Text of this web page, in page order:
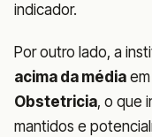
indicador.
Por outro lado, a
acima da média em
Obstetricia, o que
mantidos e